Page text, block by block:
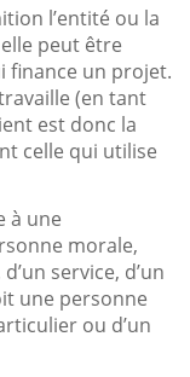
l’entité ou la
peut être
finance un projet.
(en tant
est donc la
celle qui utilise
à une
morale,
service, d’un
une personne
ou d’un